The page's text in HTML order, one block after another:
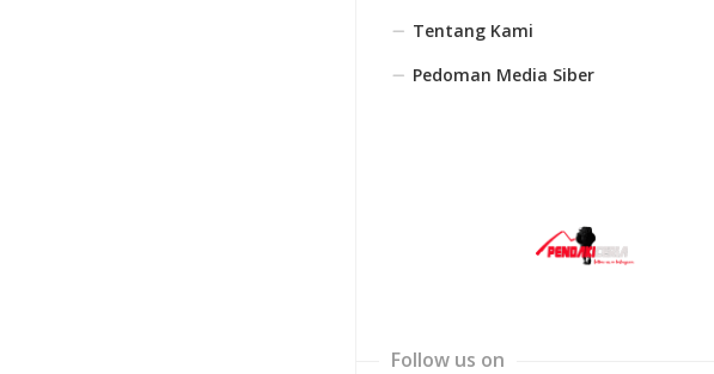
Tentang Kami
Pedoman Media Siber
Follow us on